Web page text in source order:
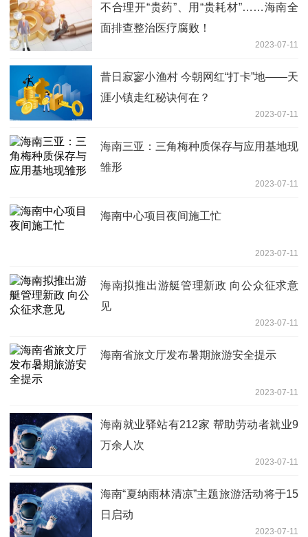
不合理开“贵药”、用“贵耗材”……海南全
面排查整治医疗腐败！
2023-07-11
昔日寂寥小渔村 今朝网红“打卡”地——天
涯小镇走红秘诀何在？
2023-07-11
海南三亚：三角梅种质保存与应用基地现
雏形
2023-07-11
海南中心项目夜间施工忙
2023-07-11
海南拟推出游艇管理新政 向公众征求意
见
2023-07-11
海南省旅文厅发布暑期旅游安全提示
2023-07-11
海南就业驿站有212家 帮助劳动者就业9
万余人次
2023-07-11
海南“夏纳雨林清凉”主题旅游活动将于15
日启动
2023-07-11